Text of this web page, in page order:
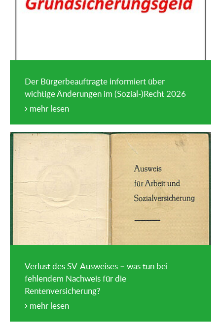
Der Bürgerbeauftragte informiert über
wichtige Änderungen im (Sozial-)Recht 2026
mehr lesen
Verlust des SV-Ausweises – was tun bei
fehlendem Nachweis für die
Rentenversicherung?
mehr lesen